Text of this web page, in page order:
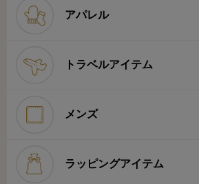
アパレル
トラベルアイテム
メンズ
ラッピングアイテム